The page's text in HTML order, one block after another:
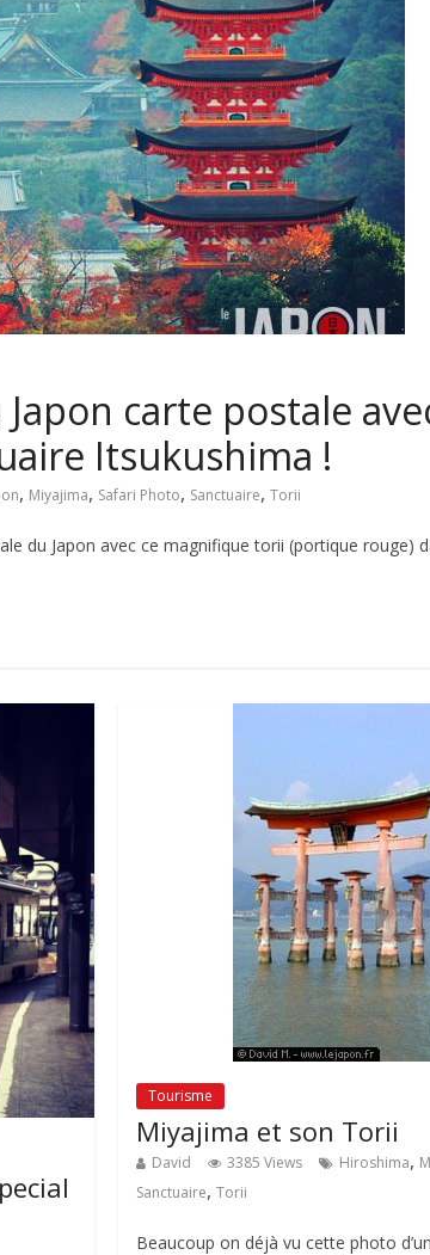
carte postale
Itsukushima !
, Miyajima, Safari Photo, Sanctuaire, Torii
du Japon avec ce magnifique torii (portique rouge)
Tourisme
Miyajima et son Torii
David 3385 Views Hiroshima,
Sanctuaire,Torii
Beaucoup on déjà vu cette photo